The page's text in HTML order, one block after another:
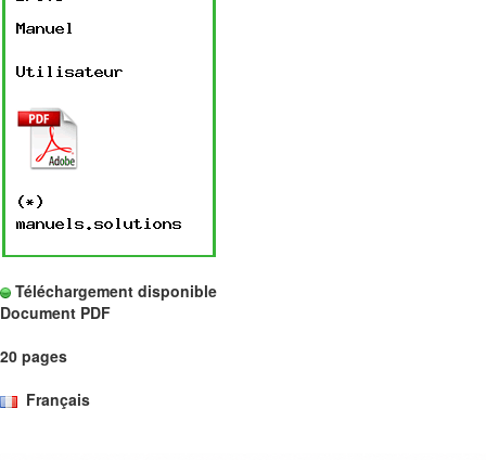
Téléchargement disponible
Document PDF
20 pages
Français